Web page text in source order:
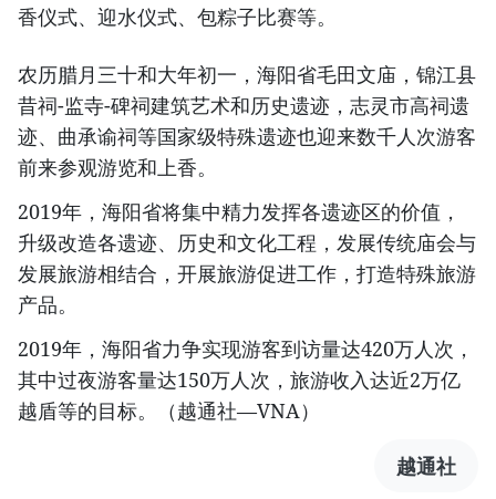
香仪式、迎水仪式、包粽子比赛等。
农历腊月三十和大年初一，海阳省毛田文庙，锦江县
昔祠-监寺-碑祠建筑艺术和历史遗迹，志灵市高祠遗
迹、曲承谕祠等国家级特殊遗迹也迎来数千人次游客
前来参观游览和上香。
2019年，海阳省将集中精力发挥各遗迹区的价值，
升级改造各遗迹、历史和文化工程，发展传统庙会与
发展旅游相结合，开展旅游促进工作，打造特殊旅游
产品。
2019年，海阳省力争实现游客到访量达420万人次，
其中过夜游客量达150万人次，旅游收入达近2万亿
越盾等的目标。（越通社—VNA）
越通社